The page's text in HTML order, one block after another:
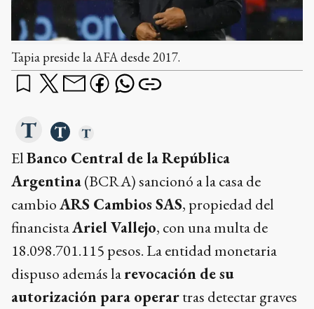
Tapia preside la AFA desde 2017.
ElBanco Central de la República
Argentina(BCRA) sancionó a la casa de
cambioARS Cambios SAS, propiedad del
financistaAriel Vallejo, con una multa de
18.098.701.115 pesos. La entidad monetaria
dispuso además larevocación de su
autorización para operartras detectar graves